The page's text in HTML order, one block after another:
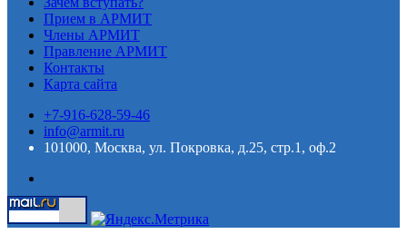
Прием в АРМИТ
Члены АРМИТ
Правление АРМИТ
Контакты
Карта сайта
+7-916-628-59-46
info@armit.ru
101000, Москва, ул. Покровка, д.25, стр.1, оф.2